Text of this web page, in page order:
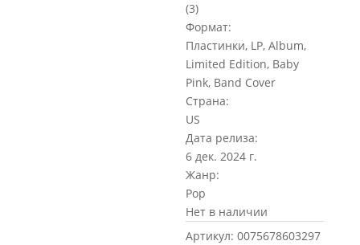
(3)
Формат:
Пластинки, LP, Album,
Limited Edition, Baby
Pink, Band Cover
Страна:
US
Дата релиза:
6 дек. 2024 г.
Жанр:
Pop
Нет в наличии
Артикул:0075678603297